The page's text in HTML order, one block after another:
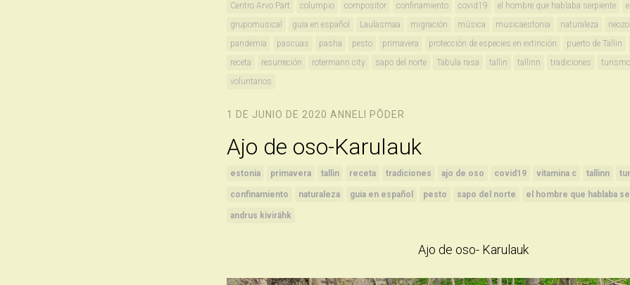
Centro Arvo Pärt
columpio compositor confinamiento covid19 el hombre que hablaba serpiente
grupomusical
guia en español Laulasmaa migración música musicaestonia naturaleza
pandemia
pascuas pasha pesto primavera protección de especies en extinción puerto de Tallin
receta
resurreción rotermann city sapo del norte Tabula rasa tallin tallinn tradiciones turismo
voluntarios
1 DE JUNIO DE 2020 ANNELI PÕDER
Ajo de oso-Karulauk
estonia primavera tallin receta tradiciones ajo de oso covid19 vitamina c tallinn
confinamiento naturaleza guia en español pesto sapo del norte el hombre que hablaba
andrus kivirähk
Ajo de oso- Karulauk